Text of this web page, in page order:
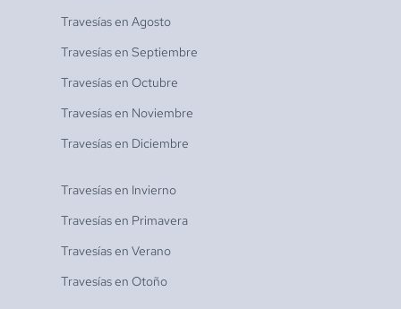
Travesías en Agosto
Travesías en Septiembre
Travesías en Octubre
Travesías en Noviembre
Travesías en Diciembre
Travesías en Invierno
Travesías en Primavera
Travesías en Verano
Travesías en Otoño